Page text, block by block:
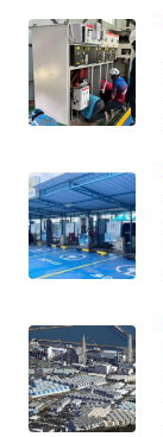
JOGJA
WN
JATIM
WN
BALI
WN
WN
KALTENG